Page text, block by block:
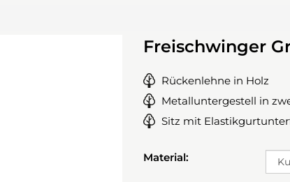
Freischwinger
Rückenlehne in Holz
Metalluntergestell in
Sitz mit
Material: